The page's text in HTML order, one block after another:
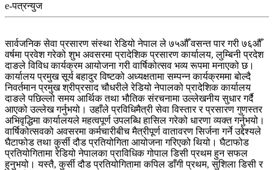
e-पत्रन्युज
सार्वजनिक सेवा प्रसारण संस्था रेडियो नेपाल ले ७५औँ वसन्त पार गरी ७६औँ
वर्षमा प्रवेश गरेको शुभ अवसरमा प्रादेशिक प्रसारण कार्यालय, लुम्बिनी प्रदेश
दाङले विविध कार्यक्रम आयोजना गरी वार्षिकोत्सव भव्य रूपमा मनाएको छ।
कार्यालय प्रमुख सूर्य बहादुर विष्टको अध्यक्षतामा सम्पन्न कार्यक्रममा बोल्दै
निवर्तमान प्रमुख श्रीप्रसाद चौधरीले रेडियो नेपालको प्रादेशिक कार्यालय
दाङले पछिल्लो समय आर्थिक तथा भौतिक संरचनामा उल्लेखनीय सुधार गर्दै
आएको उल्लेख गर्नुभयो। उहाँले प्रविधिमैत्री सेवा विस्तार र प्रसारण गुणस्तर
अभिवृद्धिमा कार्यालयले महत्वपूर्ण उपलब्धि हासिल गरेको धारणा व्यक्त गर्नुभयो।
वार्षिकोत्सवको अवसरमा कर्मचारीबीच मैत्रीपूर्ण वातावरण सिर्जना गर्ने उद्देश्यले
घैटाफोड तथा कुर्सी दौड प्रतियोगिता आयोजना गरिएको थियो। घैटाफोड
प्रतियोगितामा रेडियो नेपालका प्राविधिक गोपाल डिसी प्रथम हुन सफल
हुनुभयो। यस्तै, कुर्सी दौड प्रतियोगितामा कपिल डाँगी प्रथम, सुशिला डिसी र